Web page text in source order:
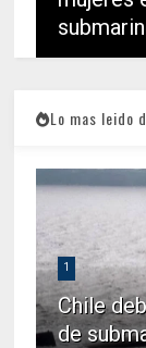
Lo mas leido
1
Chile
de